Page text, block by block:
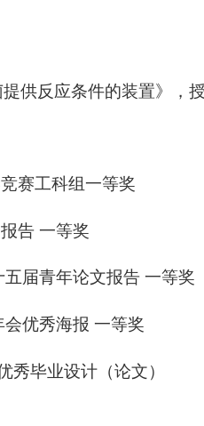
供反应条件的装置》，
赛工科组一等奖
告 一等奖
届青年论文报告 一等奖
会优秀海报 一等奖
秀毕业设计（论文）